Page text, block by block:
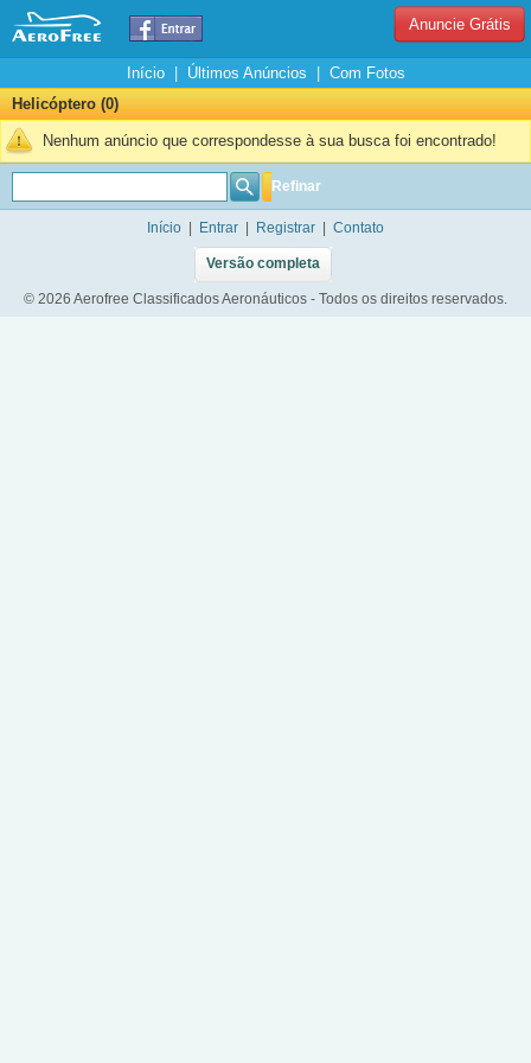
Anuncie Grátis
Início| Últimos Anúncios
Com Fotos
Helicóptero (0)
Nenhum anúncio que correspondesse à sua busca foi encontrado!
Refinar
Início Entrar Registrar Contato
Versão completa
© 2026 Aerofree Classificados Aeronáuticos - Todos os direitos reservados.